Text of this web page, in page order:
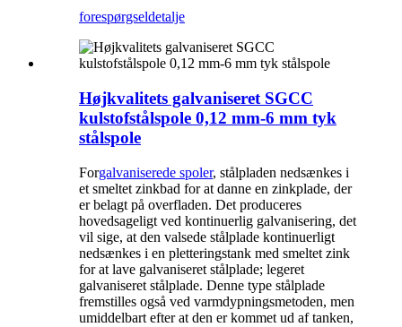
forespørgseldetalje
Højkvalitets galvaniseret SGCC
kulstofstålspole 0,12 mm-6 mm tyk
stålspole
Forgalvaniserede spoler, stålpladen nedsænkes i
et smeltet zinkbad for at danne en zinkplade, der
er belagt på overfladen. Det produceres
hovedsageligt ved kontinuerlig galvanisering, det
vil sige, at den valsede stålplade kontinuerligt
nedsænkes i en pletteringstank med smeltet zink
for at lave galvaniseret stålplade; legeret
galvaniseret stålplade. Denne type stålplade
fremstilles også ved varmdypningsmetoden, men
umiddelbart efter at den er kommet ud af tanken,